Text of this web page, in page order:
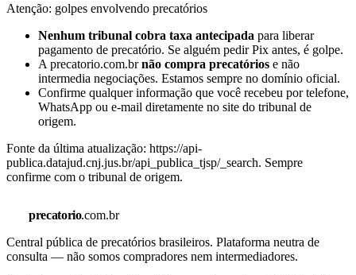
Atenção: golpes envolvendo precatórios
Nenhum tribunal cobra taxa antecipada para liberar
pagamento de precatório. Se alguém pedir Pix antes, é golpe.
A precatorio.com.brnão compra precatórios e não
intermedia negociações. Estamos sempre no domínio oficial.
Confirme qualquer informação que você recebeu por telefone,
WhatsApp ou e-mail diretamente no site do tribunal de
origem.
Fonte da última atualização: https://api-
publica.datajud.cnj.jus.br/api_publica_tjsp/_search. Sempre
confirme com o tribunal de origem.
precatorio.com.br
Central pública de precatórios brasileiros. Plataforma neutra de
consulta — não somos compradores nem intermediadores.